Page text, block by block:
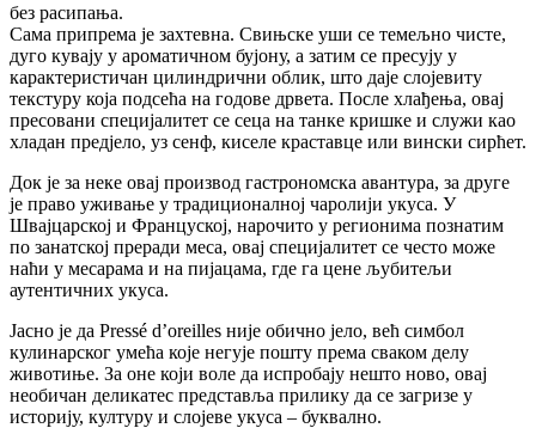
без расипања.
Сама припрема је захтевна. Свињске уши се темељно чисте,
дуго кувају у ароматичном бујону, а затим се пресују у
карактеристичан цилиндрични облик, што даје слојевиту
текстуру која подсећа на годове дрвета. После хлађења, овај
пресовани специјалитет се сеца на танке кришке и служи као
хладан предјело, уз сенф, киселе краставце или вински сирћет.
Док је за неке овај производ гастрономска авантура, за друге
је право уживање у традиционалној чаролији укуса. У
Швајцарској и Француској, нарочито у регионима познатим
по занатској преради меса, овај специјалитет се често може
наћи у месарама и на пијацама, где га цене љубитељи
аутентичних укуса.
Јасно је да Pressé d’oreilles није обично јело, већ симбол
кулинарског умећа које негује пошту према сваком делу
животиње. За оне који воле да испробају нешто ново, овај
необичан деликатес представља прилику да се загризе у
историју, културу и слојеве укуса – буквално.